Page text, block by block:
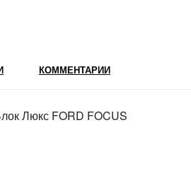
КОММЕНТАРИИ
Люкс FORD FOCUS